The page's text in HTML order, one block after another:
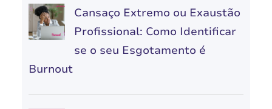
Cansaço Extremo ou Exaustão
Profissional: Como Identificar
se o seu Esgotamento é
Burnout